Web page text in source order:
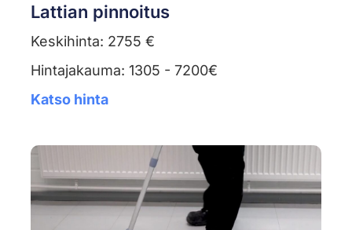
Lattian pinnoitus
Keskihinta: 2755 €
Hintajakauma: 1305 - 7200€
Katso hinta